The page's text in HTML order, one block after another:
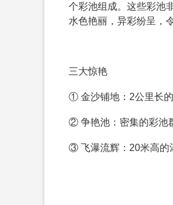
个彩池组成。这些彩池
水色艳丽，异彩纷呈，
三大惊艳
① 金沙铺地：2公里长
② 争艳池：密集的彩池
③ 飞瀑流辉：20米高的